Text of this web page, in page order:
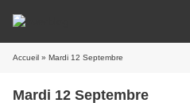
Accueil » Mardi 12 Septembre
Mardi 12 Septembre